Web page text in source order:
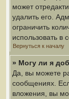
может
удалить его.
ограничить
использовать в
Вернуться к началу
» Могу ли я
Да, вы можете
сообщениях.
вложения, вы